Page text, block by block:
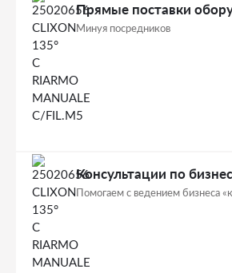
Прямые поставки
Минуя посредников
Консультации по
Помогаем с ведением бизнеса